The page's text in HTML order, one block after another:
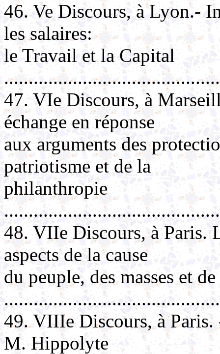
46. Ve Discours, à Lyon.-
les salaires:
le Travail et la Capital
47. VIe Discours, à
échange en réponse
aux arguments des
patriotisme et de la
philanthropie
48. VIIe Discours, à Paris.
aspects de la cause
du peuple, des masses et
49. VIIIe Discours, à
M. Hippolyte